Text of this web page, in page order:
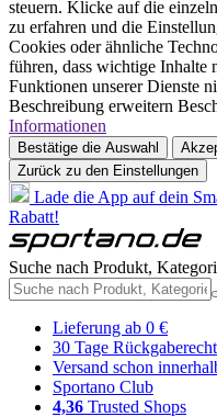
steuern. Klicke auf die
zu erfahren und die
Cookies oder ähnliche
führen, dass wichtige Inhalte
Funktionen unserer Dienste
Beschreibung erweitern
Informationen
Bestätige die Auswahl
Zurück zu den Einstellungen
Lade die App auf dein
Rabatt!
Suche nach Produkt,
Lieferung ab 0 €
30 Tage Rückgaberecht
Versand schon
Sportano Club
4,36 Trusted Shops